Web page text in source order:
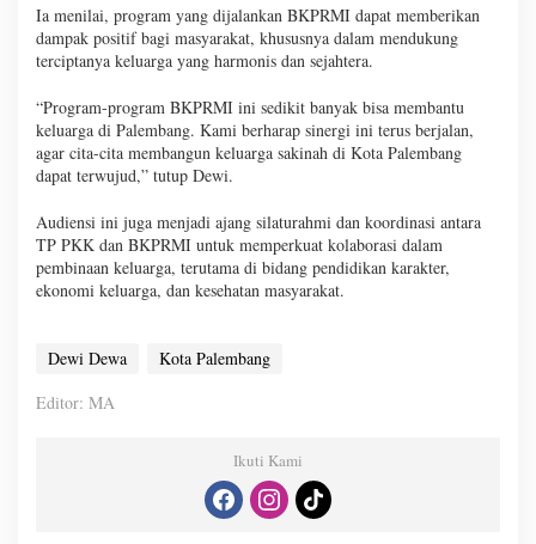
Ia menilai, program yang dijalankan BKPRMI dapat memberikan
dampak positif bagi masyarakat, khususnya dalam mendukung
terciptanya keluarga yang harmonis dan sejahtera.
“Program-program BKPRMI ini sedikit banyak bisa membantu
keluarga di Palembang. Kami berharap sinergi ini terus berjalan,
agar cita-cita membangun keluarga sakinah di Kota Palembang
dapat terwujud,” tutup Dewi.
Audiensi ini juga menjadi ajang silaturahmi dan koordinasi antara
TP PKK dan BKPRMI untuk memperkuat kolaborasi dalam
pembinaan keluarga, terutama di bidang pendidikan karakter,
ekonomi keluarga, dan kesehatan masyarakat.
Dewi Dewa
Kota Palembang
Editor: MA
Ikuti Kami